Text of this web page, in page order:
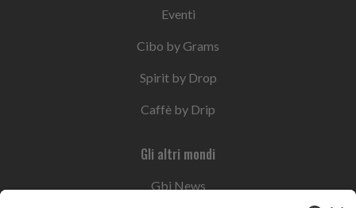
Eventi
Cibo by Grams
Spirit by Drop
Caffè by Drip
Gli altri mondi
Gbi News